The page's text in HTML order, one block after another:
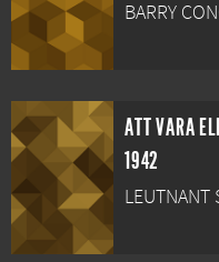
BARRY
ATT VARA
1942
LEUTNANT